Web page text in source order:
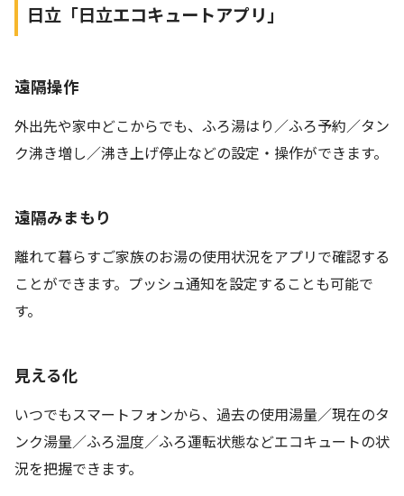
日立「日立エコキュートアプリ」
遠隔操作
外出先や家中どこからでも、ふろ湯はり／ふろ予約／タン
ク沸き増し／沸き上げ停止などの設定・操作ができます。
遠隔みまもり
離れて暮らすご家族のお湯の使用状況をアプリで確認する
ことができます。プッシュ通知を設定することも可能で
す。
見える化
いつでもスマートフォンから、過去の使用湯量／現在のタ
ンク湯量／ふろ温度／ふろ運転状態などエコキュートの状
況を把握できます。